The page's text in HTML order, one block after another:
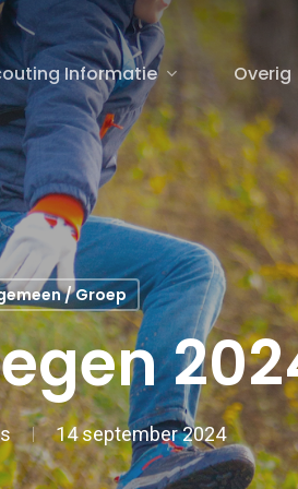
Informatie Overig
/ Groep
14 september 2024